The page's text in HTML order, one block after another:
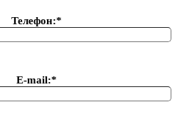
Телефон:*
Е-mail:*